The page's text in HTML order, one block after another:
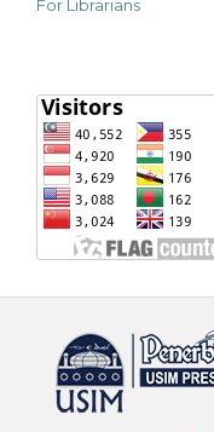
For Librarians